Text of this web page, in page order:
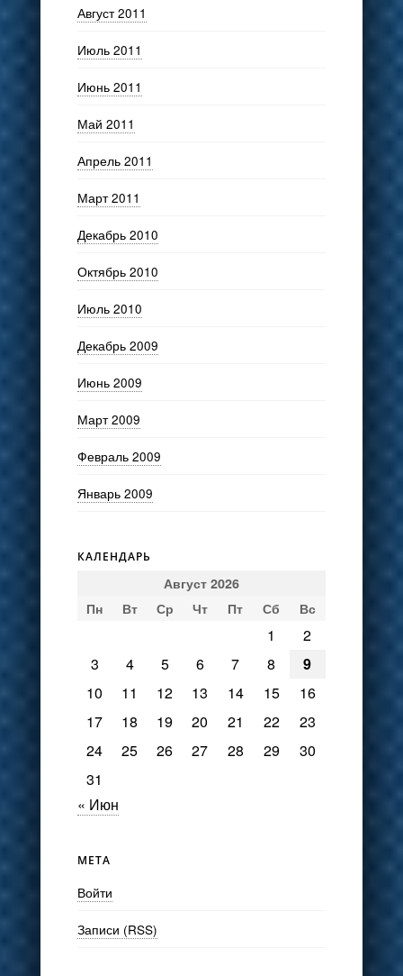
Август 2011
Июль 2011
Июнь 2011
Май 2011
Апрель 2011
Март 2011
Декабрь 2010
Октябрь 2010
Июль 2010
Декабрь 2009
Июнь 2009
Март 2009
Февраль 2009
Январь 2009
КАЛЕНДАРЬ
Август 2026
Пн
Вт Ср Чт Пт Сб Вс
1
2
3
4 5 6 7 8
9
10
11 12 13 14 15
16
17
18 19 20 21 22
23
24
25 26 27 28 29
30
31
« Июн
МЕТА
Войти
Записи (RSS)